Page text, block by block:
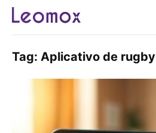
Tag: Aplicativo de rugby